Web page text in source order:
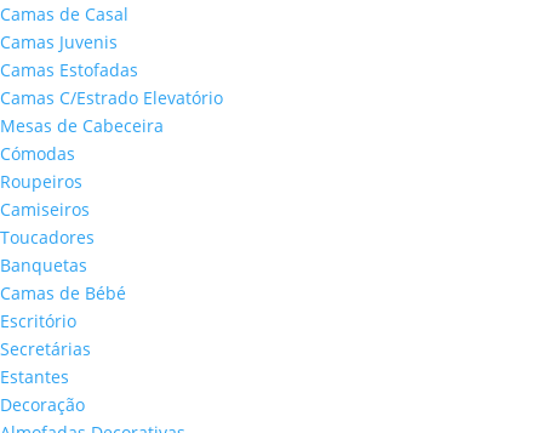
Camas de Casal
Camas Juvenis
Camas Estofadas
Camas C/Estrado Elevatório
Mesas de Cabeceira
Cómodas
Roupeiros
Camiseiros
Toucadores
Banquetas
Camas de Bébé
Escritório
Secretárias
Estantes
Decoração